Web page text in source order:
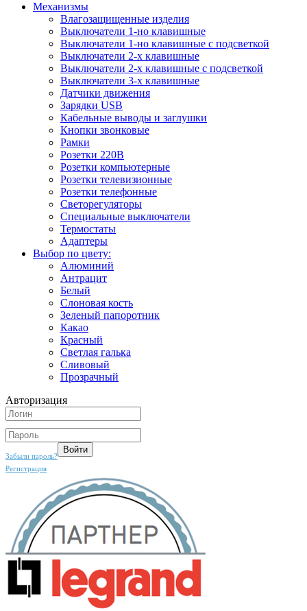
Механизмы
Влагозащищенные изделия
Выключатели 1-но клавишные
Выключатели 1-но клавишные с подсветкой
Выключатели 2-х клавишные
Выключатели 2-х клавишные с подсветкой
Выключатели 3-х клавишные
Датчики движения
Зарядки USB
Кабельные выводы и заглушки
Кнопки звонковые
Рамки
Розетки 220В
Розетки компьютерные
Розетки телевизионные
Розетки телефонные
Светорегуляторы
Специальные выключатели
Термостаты
Адаптеры
Выбор по цвету:
Алюминий
Антрацит
Белый
Слоновая кость
Зеленый папоротник
Какао
Красный
Светлая галька
Сливовый
Прозрачный
Авторизация
Забыли пароль?
Регистрация